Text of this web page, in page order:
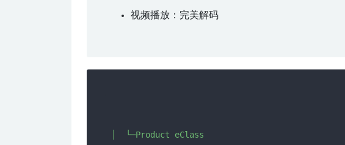
视频播放： 完美解码
│  └─Product eClass